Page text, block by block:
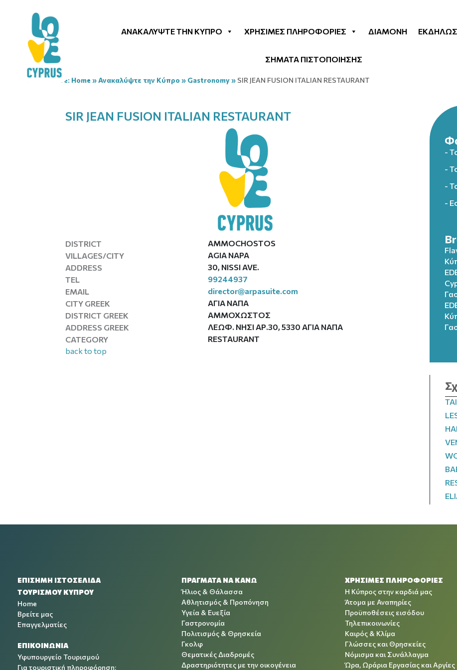
ΑΝΑΚΑΛΎΨΤΕ ΤΗΝ ΚΎΠΡΟ ΧΡΉΣΙΜΕΣ ΠΛΗΡΟΦΟΡΊΕΣ ΔΙΑΜΟΝΉ
ΣΗΜΑΤΑ ΠΙΣΤΟΠΟΙΗΣΗΣ
You are here: Home »Ανακαλύψτε την Κύπρο » Gastronomy» SIR JEAN FUSION ITALIAN RESTAURANT
SIR JEAN FUSION ITALIAN RESTAURANT
DISTRICT
AMMOCHOSTOS
VILLAGES/CITY
AGIA NAPA
ADDRESS
30, NISSI AVE.
TEL
99244937
EMAIL
director@arpasuite.com
CITY GREEK
ΑΓΙΑ ΝΑΠΑ
DISTRICT GREEK
ΑΜΜΟΧΩΣΤΟΣ
ADDRESS GREEK
ΛΕΩΦ. ΝΗΣΙ ΑΡ.30, 5330 ΑΓΙΑ ΝΑΠΑ
CATEGORY
RESTAURANT
back to top
-
-
-
-
ΕΠΙΣΗΜΗ ΙΣΤΟΣΕΛΙΔΑ
ΤΟΥΡΙΣΜΟΥ ΚΥΠΡΟΥ
Home
Βρείτε μας
Επαγγελματίες
ΕΠΙΚΟΙΝΩΝΙΑ
Υφυπουργείο Τουρισμού
Για τουριστική πληροφόρηση:
ΠΡΑΓΜΑΤΑ ΝΑ ΚΑΝΩ
Ήλιος & Θάλασσα
Αθλητισμός & Προπόνηση
Υγεία & Ευεξία
Γαστρονομία
Πολιτισμός & Θρησκεία
Γκολφ
Θεματικές Διαδρομές
Δραστηριότητες με την οικογένεια
ΧΡΉΣΙΜΕΣ ΠΛΗΡΟΦΟΡΊΕΣ
Η Κύπρος στην καρδιά μας
Άτομα με Αναπηρίες
Προϋποθέσεις εισόδου
Τηλεπικοινωνίες
Καιρός & Κλίμα
Γλώσσες και Θρησκείες
Νόμισμα και Συνάλλαγμα
Ώρα, Ωράρια Εργασίας και Αργίες